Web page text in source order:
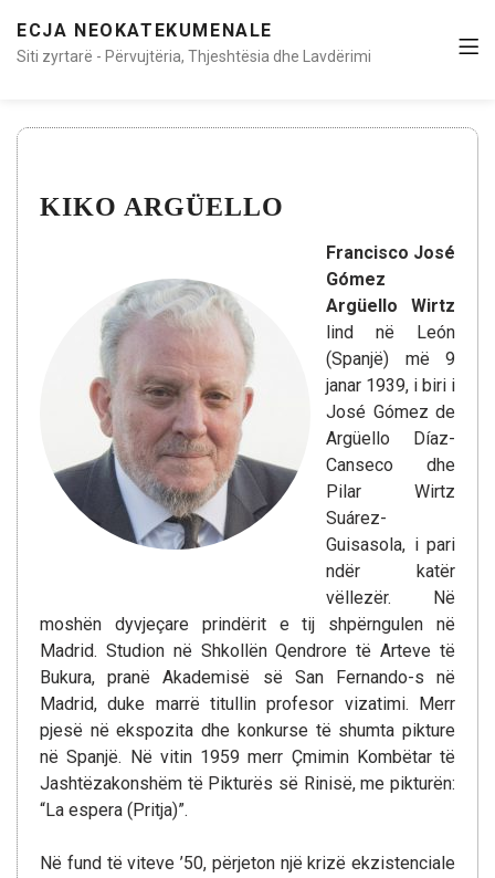
ECJA NEOKATEKUMENALE
Siti zyrtarë - Përvujtëria, Thjeshtësia dhe Lavdërimi
KIKO ARGÜELLO
Francisco José
Gómez
Argüello Wirtz
lind në León
(Spanjë) më 9
janar 1939, i biri i
José Gómez de
Argüello Díaz-
Canseco dhe
Pilar Wirtz
Suárez-
Guisasola, i pari
ndër katër
vëllezër. Në
moshën dyvjeçare prindërit e tij shpërngulen në
Madrid. Studion në Shkollën Qendrore të Arteve të
Bukura, pranë Akademisë së San Fernando-s në
Madrid, duke marrë titullin profesor vizatimi. Merr
pjesë në ekspozita dhe konkurse të shumta pikture
në Spanjë. Në vitin 1959 merr Çmimin Kombëtar të
Jashtëzakonshëm të Pikturës së Rinisë, me pikturën:
“La espera (Pritja)”.
Në fund të viteve ’50, përjeton një krizë ekzistenciale